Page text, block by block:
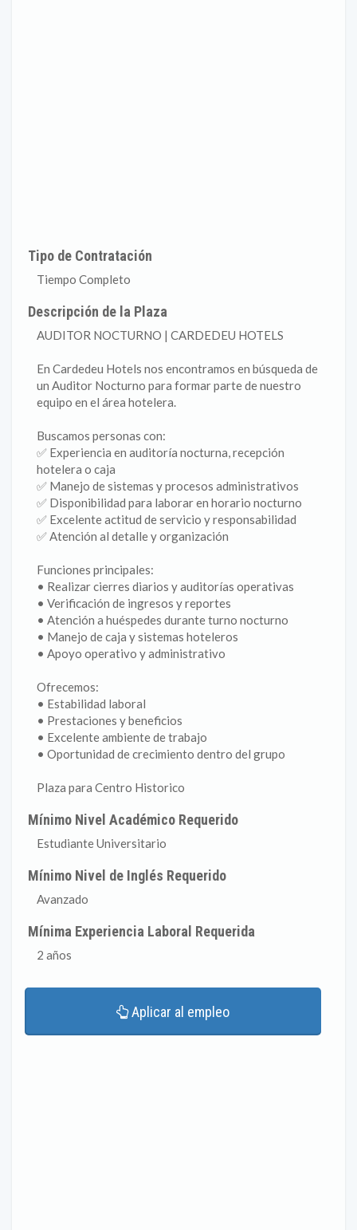
Tipo de Contratación
Tiempo Completo
Descripción de la Plaza
AUDITOR NOCTURNO | CARDEDEU HOTELS
En Cardedeu Hotels nos encontramos en búsqueda de
un Auditor Nocturno para formar parte de nuestro
equipo en el área hotelera.
Buscamos personas con:
✅ Experiencia en auditoría nocturna, recepción
hotelera o caja
✅ Manejo de sistemas y procesos administrativos
✅ Disponibilidad para laborar en horario nocturno
✅ Excelente actitud de servicio y responsabilidad
✅ Atención al detalle y organización
Funciones principales:
• Realizar cierres diarios y auditorías operativas
• Verificación de ingresos y reportes
• Atención a huéspedes durante turno nocturno
• Manejo de caja y sistemas hoteleros
• Apoyo operativo y administrativo
Ofrecemos:
• Estabilidad laboral
• Prestaciones y beneficios
• Excelente ambiente de trabajo
• Oportunidad de crecimiento dentro del grupo
Plaza para Centro Historico
Mínimo Nivel Académico Requerido
Estudiante Universitario
Mínimo Nivel de Inglés Requerido
Avanzado
Mínima Experiencia Laboral Requerida
2 años
Aplicar al empleo